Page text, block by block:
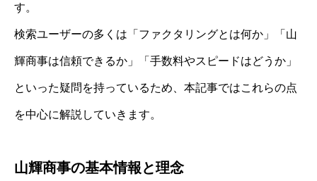
す。
検索ユーザーの多くは「ファクタリングとは何か」「山
輝商事は信頼できるか」「手数料やスピードはどうか」
といった疑問を持っているため、本記事ではこれらの点
を中心に解説していきます。
山輝商事の基本情報と理念